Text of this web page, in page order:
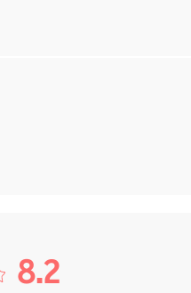
8.2